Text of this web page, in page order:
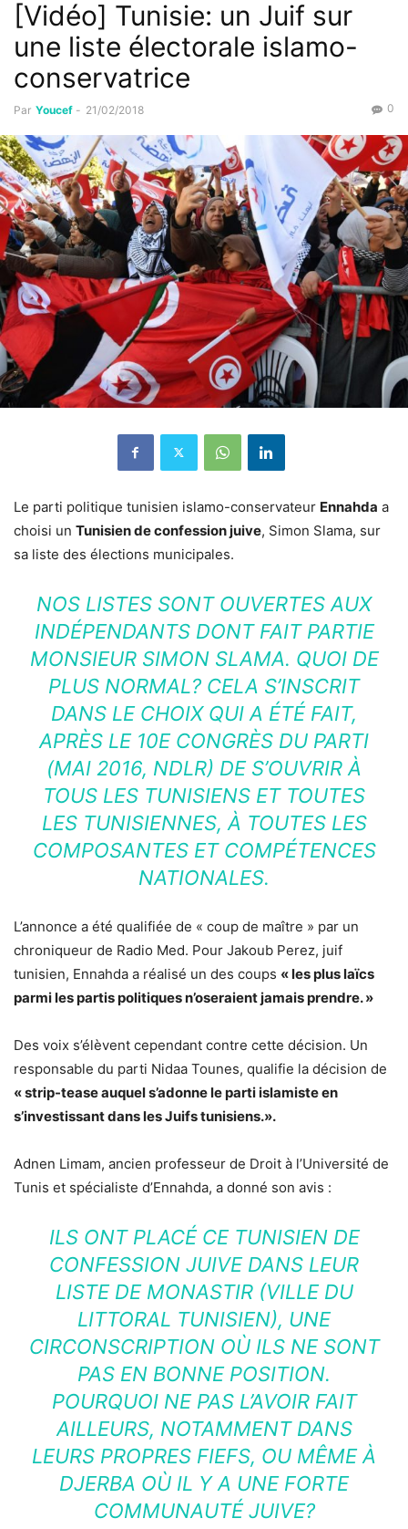
[Vidéo] Tunisie: un Juif sur
une liste électorale islamo-
conservatrice
Par Youcef - 21/02/2018 0
Le parti politique tunisien islamo-conservateur Ennahda a
choisi un Tunisien de confession juive, Simon Slama, sur
sa liste des élections municipales.
NOS LISTES SONT OUVERTES AUX
INDÉPENDANTS DONT FAIT PARTIE
MONSIEUR SIMON SLAMA. QUOI DE
PLUS NORMAL? CELA S’INSCRIT
DANS LE CHOIX QUI A ÉTÉ FAIT,
APRÈS LE 10E CONGRÈS DU PARTI
(MAI 2016, NDLR) DE S’OUVRIR À
TOUS LES TUNISIENS ET TOUTES
LES TUNISIENNES, À TOUTES LES
COMPOSANTES ET COMPÉTENCES
NATIONALES.
L’annonce a été qualifiée de « coup de maître » par un
chroniqueur de Radio Med. Pour Jakoub Perez, juif
tunisien, Ennahda a réalisé un des coups « les plus laïcs
parmi les partis politiques n’oseraient jamais prendre. »
Des voix s’élèvent cependant contre cette décision. Un
responsable du parti Nidaa Tounes, qualifie la décision de
« strip-tease auquel s’adonne le parti islamiste en
s’investissant dans les Juifs tunisiens.».
Adnen Limam, ancien professeur de Droit à l’Université de
Tunis et spécialiste d’Ennahda, a donné son avis :
ILS ONT PLACÉ CE TUNISIEN DE
CONFESSION JUIVE DANS LEUR
LISTE DE MONASTIR (VILLE DU
LITTORAL TUNISIEN), UNE
CIRCONSCRIPTION OÙ ILS NE SONT
PAS EN BONNE POSITION.
POURQUOI NE PAS L’AVOIR FAIT
AILLEURS, NOTAMMENT DANS
LEURS PROPRES FIEFS, OU MÊME À
DJERBA OÙ IL Y A UNE FORTE
COMMUNAUTÉ JUIVE?